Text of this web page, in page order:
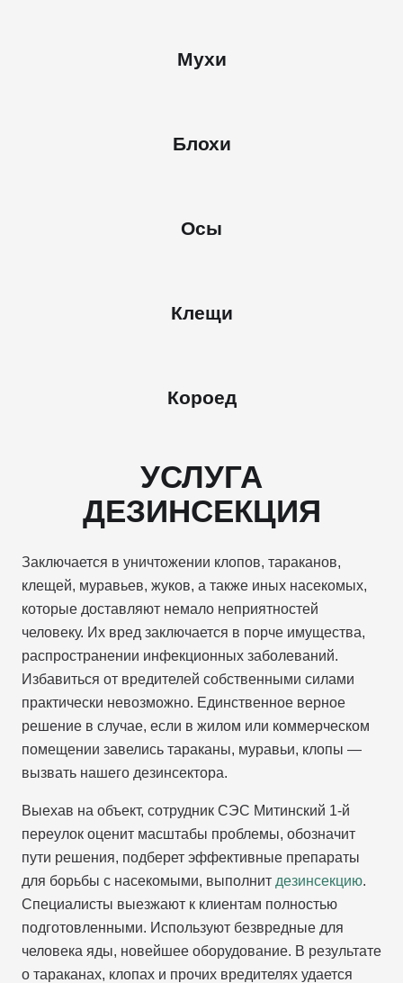
Мухи
Блохи
Осы
Клещи
Короед
УСЛУГА
ДЕЗИНСЕКЦИЯ
Заключается в уничтожении клопов, тараканов,
клещей, муравьев, жуков, а также иных насекомых,
которые доставляют немало неприятностей
человеку. Их вред заключается в порче имущества,
распространении инфекционных заболеваний.
Избавиться от вредителей собственными силами
практически невозможно. Единственное верное
решение в случае, если в жилом или коммерческом
помещении завелись тараканы, муравьи, клопы —
вызвать нашего дезинсектора.
Выехав на объект, сотрудник СЭС Митинский 1-й
переулок оценит масштабы проблемы, обозначит
пути решения, подберет эффективные препараты
для борьбы с насекомыми, выполнит дезинсекцию.
Специалисты выезжают к клиентам полностью
подготовленными. Используют безвредные для
человека яды, новейшее оборудование. В результате
о тараканах, клопах и прочих вредителях удается